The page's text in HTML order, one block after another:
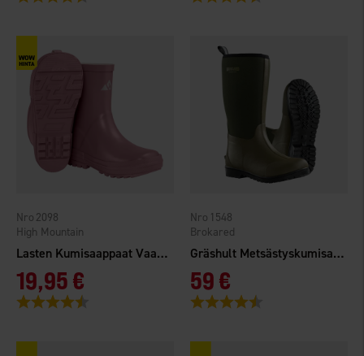
Lasten Kumisaappaat Vaaleanpunainen
High Mountain
2098
19,95 €
Arvio:
Gräshult Metsästyskumisaappaat
Brokared
1548
59 €
Arvio: